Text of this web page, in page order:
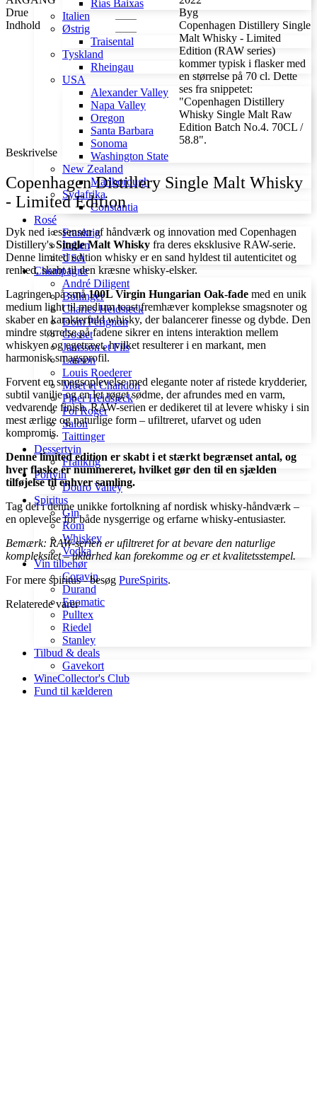
Rías Baixas
Italien
Østrig
Traisental
Tyskland
Rheingau
USA
Alexander Valley
Napa Valley
Oregon
Santa Barbara
Sonoma
Washington State
New Zealand
Marlborough
Sydafrika
Constantia
Rosé
Frankrig
Italien
USA
Champagne
André Diligent
Bollinger
Charles Heidsieck
Dom Pérignon
Gosset
Janisson et Fils
Lanson
Louis Roederer
Móet et Chandon
Piper Heidsieck
Pol Roger
Salon
Taittinger
Dessertvin
Frankrig
Portvin
Douro Valley
Spiritus
Gin
Rom
Whiskey
Vodka
Vin tilbehør
Coravin
Durand
Enomatic
Pulltex
Riedel
Stanley
Tilbud & deals
Gavekort
WineCollector's Club
Fund til kælderen
series)
antal
Drue
Byg
Indhold
Copenhagen Distillery Single
Malt Whisky - Limited
Edition (RAW series)
kommer typisk i flasker med
en størrelse på 70 cl. Dette
ses fra snippetet:
"Copenhagen Distillery
Whisky Single Malt Raw
Edition Batch No.4. 70CL /
58.8".
Beskrivelse
Copenhagen Distillery Single Malt Whisky
- Limited Edition
Dyk ned i essensen af håndværk og innovation med Copenhagen
Distillery'sSingle Malt Whisky fra deres eksklusive RAW-serie.
Denne limited edition whisky er en sand hyldest til autenticitet og
renhed, skabt til den kræsne whisky-elsker.
Lagringen på små100L Virgin Hungarian Oak-fade med en unik
medium light til medium toast fremhæver komplekse smagsnoter og
skaber en karakterfuld whisky, der balancerer finesse og dybde. Den
mindre størrelse på fadene sikrer en intens interaktion mellem
whiskyen og egetræet, hvilket resulterer i en markant, men
harmonisk smagsprofil.
Forvent en smagsoplevelse med elegante noter af ristede krydderier,
subtil vanilje og en let røget sødme, der afrundes med en varm,
vedvarende finish. RAW-serien er dedikeret til at levere whisky i sin
mest ærlige og naturlige form – ufiltreret, ufarvet og uden
kompromis.
Denne limited edition er skabt i et stærkt begrænset antal, og
hver flaske er nummereret, hvilket gør den til en sjælden
tilføjelse til enhver samling.
Tag del i denne unikke fortolkning af nordisk whisky-håndværk –
en oplevelse for både nysgerrige og erfarne whisky-entusiaster.
Bemærk: RAW-serien er ufiltreret for at bevare den naturlige
kompleksitet – uklarhed kan forekomme og er et kvalitetsstempel.
For mere spiritus - besøg PureSpirits.
Relaterede varer